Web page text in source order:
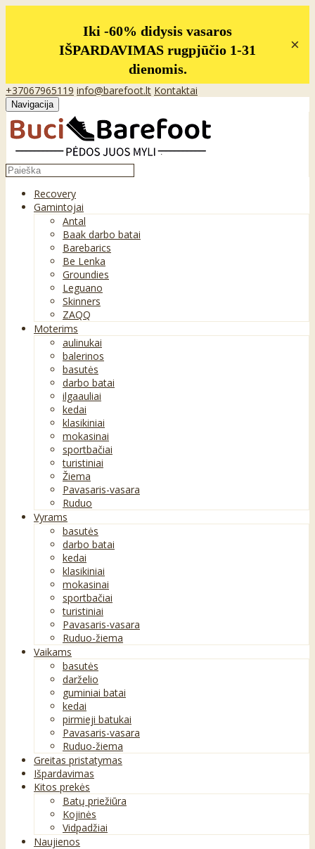
Iki -60% didysis vasaros
IŠPARDAVIMAS rugpjūčio 1-31
dienomis.
×
+37067965119 info@barefoot.lt Kontaktai
Navigacija
Recovery
Gamintojai
Antal
Baak darbo batai
Barebarics
Be Lenka
Groundies
Leguano
Skinners
ZAQQ
Moterims
aulinukai
balerinos
basutės
darbo batai
ilgaauliai
kedai
klasikiniai
mokasinai
sportbačiai
turistiniai
Žiema
Pavasaris-vasara
Ruduo
Vyrams
basutės
darbo batai
kedai
klasikiniai
mokasinai
sportbačiai
turistiniai
Pavasaris-vasara
Ruduo-žiema
Vaikams
basutės
darželio
guminiai batai
kedai
pirmieji batukai
Pavasaris-vasara
Ruduo-žiema
Greitas pristatymas
Išpardavimas
Kitos prekės
Batų priežiūra
Kojinės
Vidpadžiai
Naujienos